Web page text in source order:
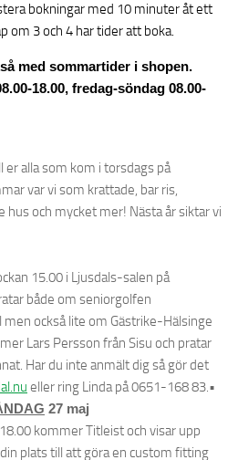
bokningar med 10 minuter åt ett
om 3 och 4 har tider att boka.
med sommartider i shopen.
18.00, fredag-söndag 08.00-
alla som kom i torsdags på
var vi som krattade, bar ris,
hus och mycket mer! Nästa år siktar vi
15.00 i Ljusdals-salen på
både om seniorgolfen
också lite om Gästrike-Hälsinge
Lars Persson från Sisu och pratar
Har du inte anmält dig så gör det
eller ring Linda på 0651-168 83.•
27 maj
kommer Titleist och visar upp
plats till att göra en custom fitting